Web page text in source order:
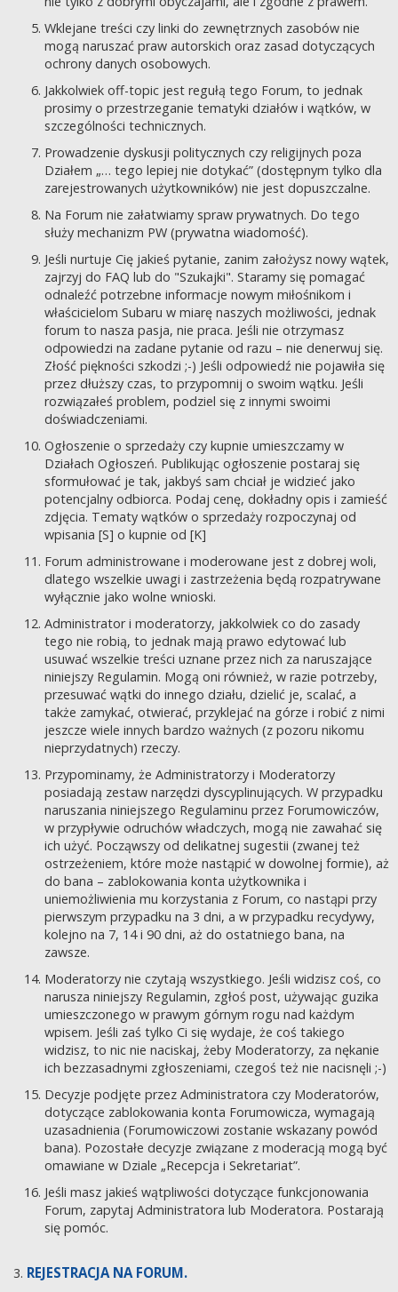
Wklejane treści czy linki do zewnętrznych zasobów nie
mogą naruszać praw autorskich oraz zasad dotyczących
ochrony danych osobowych.
Jakkolwiek off-topic jest regułą tego Forum, to jednak
prosimy o przestrzeganie tematyki działów i wątków, w
szczególności technicznych.
Prowadzenie dyskusji politycznych czy religijnych poza
Działem „… tego lepiej nie dotykać” (dostępnym tylko dla
zarejestrowanych użytkowników) nie jest dopuszczalne.
Na Forum nie załatwiamy spraw prywatnych. Do tego
służy mechanizm PW (prywatna wiadomość).
Jeśli nurtuje Cię jakieś pytanie, zanim założysz nowy wątek,
zajrzyj do FAQ lub do "Szukajki". Staramy się pomagać
odnaleźć potrzebne informacje nowym miłośnikom i
właścicielom Subaru w miarę naszych możliwości, jednak
forum to nasza pasja, nie praca. Jeśli nie otrzymasz
odpowiedzi na zadane pytanie od razu – nie denerwuj się.
Złość piękności szkodzi ;-) Jeśli odpowiedź nie pojawiła się
przez dłuższy czas, to przypomnij o swoim wątku. Jeśli
rozwiązałeś problem, podziel się z innymi swoimi
doświadczeniami.
Ogłoszenie o sprzedaży czy kupnie umieszczamy w
Działach Ogłoszeń. Publikując ogłoszenie postaraj się
sformułować je tak, jakbyś sam chciał je widzieć jako
potencjalny odbiorca. Podaj cenę, dokładny opis i zamieść
zdjęcia. Tematy wątków o sprzedaży rozpoczynaj od
wpisania [S] o kupnie od [K]
Forum administrowane i moderowane jest z dobrej woli,
dlatego wszelkie uwagi i zastrzeżenia będą rozpatrywane
wyłącznie jako wolne wnioski.
Administrator i moderatorzy, jakkolwiek co do zasady
tego nie robią, to jednak mają prawo edytować lub
usuwać wszelkie treści uznane przez nich za naruszające
niniejszy Regulamin. Mogą oni również, w razie potrzeby,
przesuwać wątki do innego działu, dzielić je, scalać, a
także zamykać, otwierać, przyklejać na górze i robić z nimi
jeszcze wiele innych bardzo ważnych (z pozoru nikomu
nieprzydatnych) rzeczy.
Przypominamy, że Administratorzy i Moderatorzy
posiadają zestaw narzędzi dyscyplinujących. W przypadku
naruszania niniejszego Regulaminu przez Forumowiczów,
w przypływie odruchów władczych, mogą nie zawahać się
ich użyć. Począwszy od delikatnej sugestii (zwanej też
ostrzeżeniem, które może nastąpić w dowolnej formie), aż
do bana – zablokowania konta użytkownika i
uniemożliwienia mu korzystania z Forum, co nastąpi przy
pierwszym przypadku na 3 dni, a w przypadku recydywy,
kolejno na 7, 14 i 90 dni, aż do ostatniego bana, na
zawsze.
Moderatorzy nie czytają wszystkiego. Jeśli widzisz coś, co
narusza niniejszy Regulamin, zgłoś post, używając guzika
umieszczonego w prawym górnym rogu nad każdym
wpisem. Jeśli zaś tylko Ci się wydaje, że coś takiego
widzisz, to nic nie naciskaj, żeby Moderatorzy, za nękanie
ich bezzasadnymi zgłoszeniami, czegoś też nie nacisnęli ;-)
Decyzje podjęte przez Administratora czy Moderatorów,
dotyczące zablokowania konta Forumowicza, wymagają
uzasadnienia (Forumowiczowi zostanie wskazany powód
bana). Pozostałe decyzje związane z moderacją mogą być
omawiane w Dziale „Recepcja i Sekretariat”.
Jeśli masz jakieś wątpliwości dotyczące funkcjonowania
Forum, zapytaj Administratora lub Moderatora. Postarają
się pomóc.
REJESTRACJA NA FORUM.